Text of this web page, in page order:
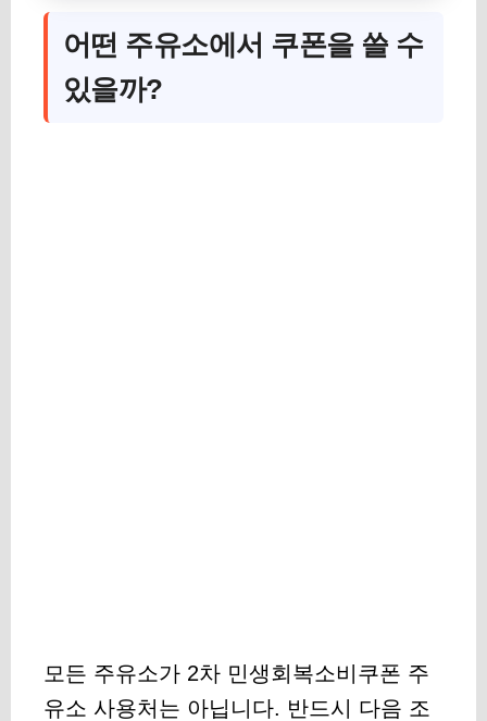
어떤 주유소에서 쿠폰을 쓸 수
있을까?
모든 주유소가 2차 민생회복소비쿠폰 주
유소 사용처는 아닙니다. 반드시 다음 조